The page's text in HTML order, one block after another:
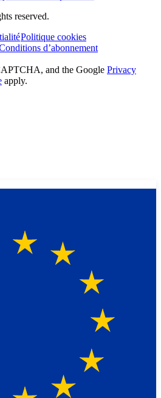
reserved.
Politique cookies
d’abonnement
and the Google Privacy
apply.